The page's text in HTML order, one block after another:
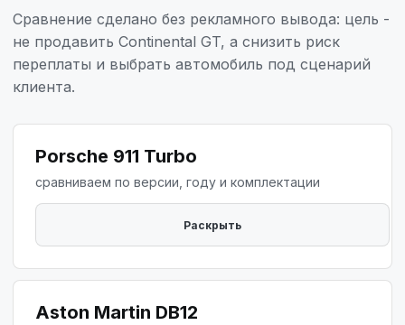
Сравнение сделано без рекламного вывода: цель -
не продавить Continental GT, а снизить риск
переплаты и выбрать автомобиль под сценарий
клиента.
Porsche 911 Turbo
сравниваем по версии, году и комплектации
Aston Martin DB12